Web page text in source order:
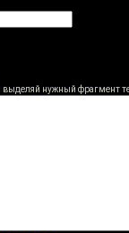
нужный фрагмент